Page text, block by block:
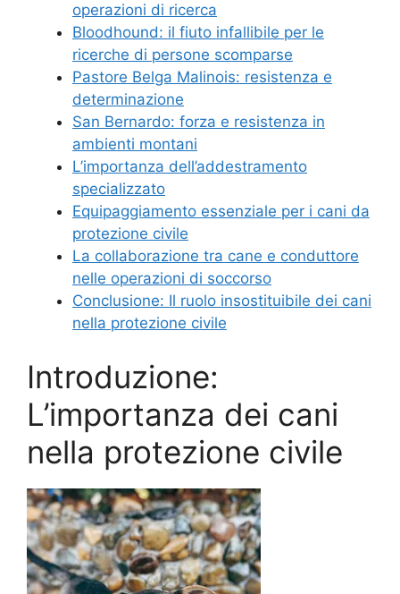
operazioni di ricerca
Bloodhound: il fiuto infallibile per le
ricerche di persone scomparse
Pastore Belga Malinois: resistenza e
determinazione
San Bernardo: forza e resistenza in
ambienti montani
L’importanza dell’addestramento
specializzato
Equipaggiamento essenziale per i cani da
protezione civile
La collaborazione tra cane e conduttore
nelle operazioni di soccorso
Conclusione: Il ruolo insostituibile dei cani
nella protezione civile
Introduzione:
L’importanza dei cani
nella protezione civile